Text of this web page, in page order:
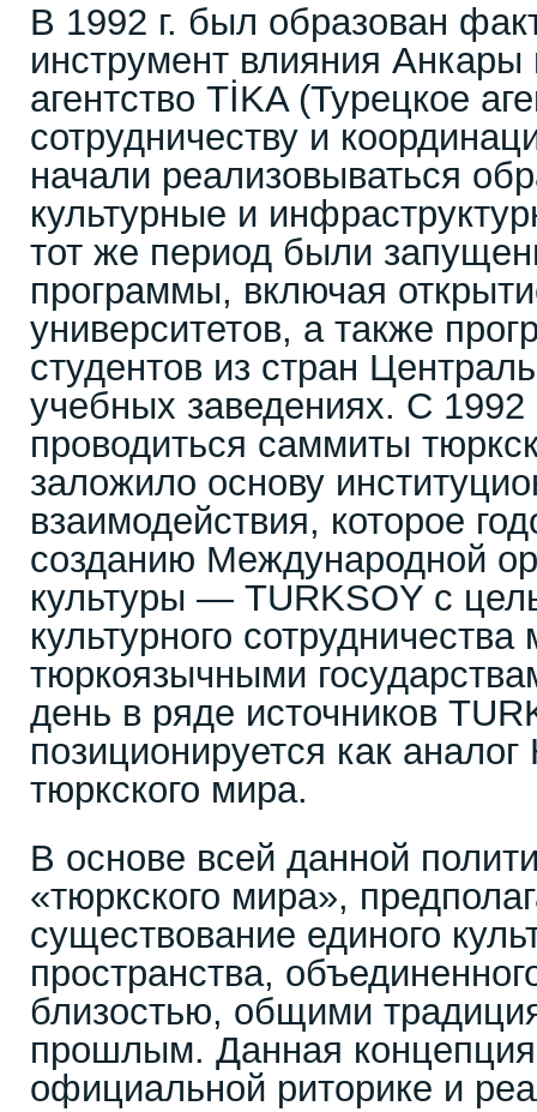
В 1992 г. был образован
инструмент влияния
агентство TİKA (Турецкое
сотрудничеству и
начали реализовываться
культурные и
тот же период были
программы, включая
университетов, а также
студентов из стран
учебных заведениях. С 1992
проводиться саммиты
заложило основу
взаимодействия, которое
созданию Международной
культуры — TURKSOY с
культурного
тюркоязычными
день в ряде источников
позиционируется как
тюркского мира.
В основе всей данной
«тюркского мира»,
существование единого
пространства,
близостью, общими
прошлым. Данная концепция
официальной риторике и